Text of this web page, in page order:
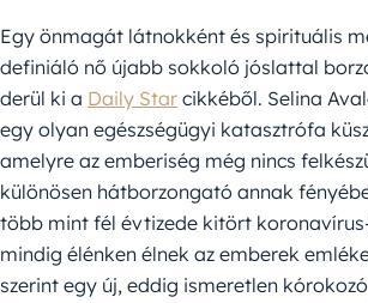
Egy önmagát látnokként és spirituális
definiáló nő újabb sokkoló jóslattal
derül ki a Daily Star cikkéből. Selina
egy olyan egészségügyi katasztrófa
amelyre az emberiség még nincs
különösen hátborzongató annak
több mint fél évtizede kitört
mindig élénken élnek az emberek
szerint egy új, eddig ismeretlen